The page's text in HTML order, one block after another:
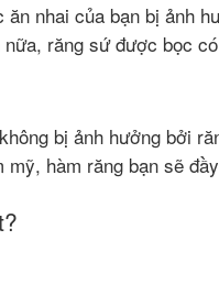
nhai của bạn bị ảnh
răng sứ được bọc
bị ảnh hưởng bởi
hàm răng bạn sẽ